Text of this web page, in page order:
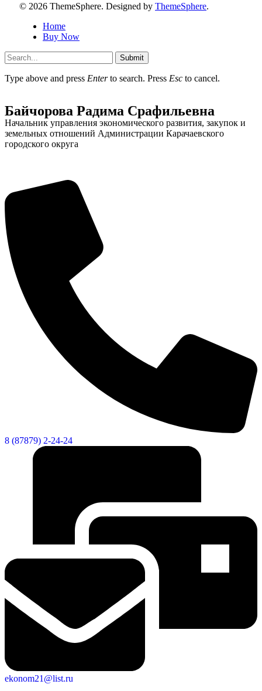
© 2026 ThemeSphere. Designed by ThemeSphere.
Home
Buy Now
Submit
Type above and press Enterto search. Press Esc to cancel.
Байчорова Радима Срафильевна
Начальник управления экономического развития, закупок и
земельных отношений Администрации Карачаевского
городского округа
8 (87879) 2-24-24
ekonom21@list.ru